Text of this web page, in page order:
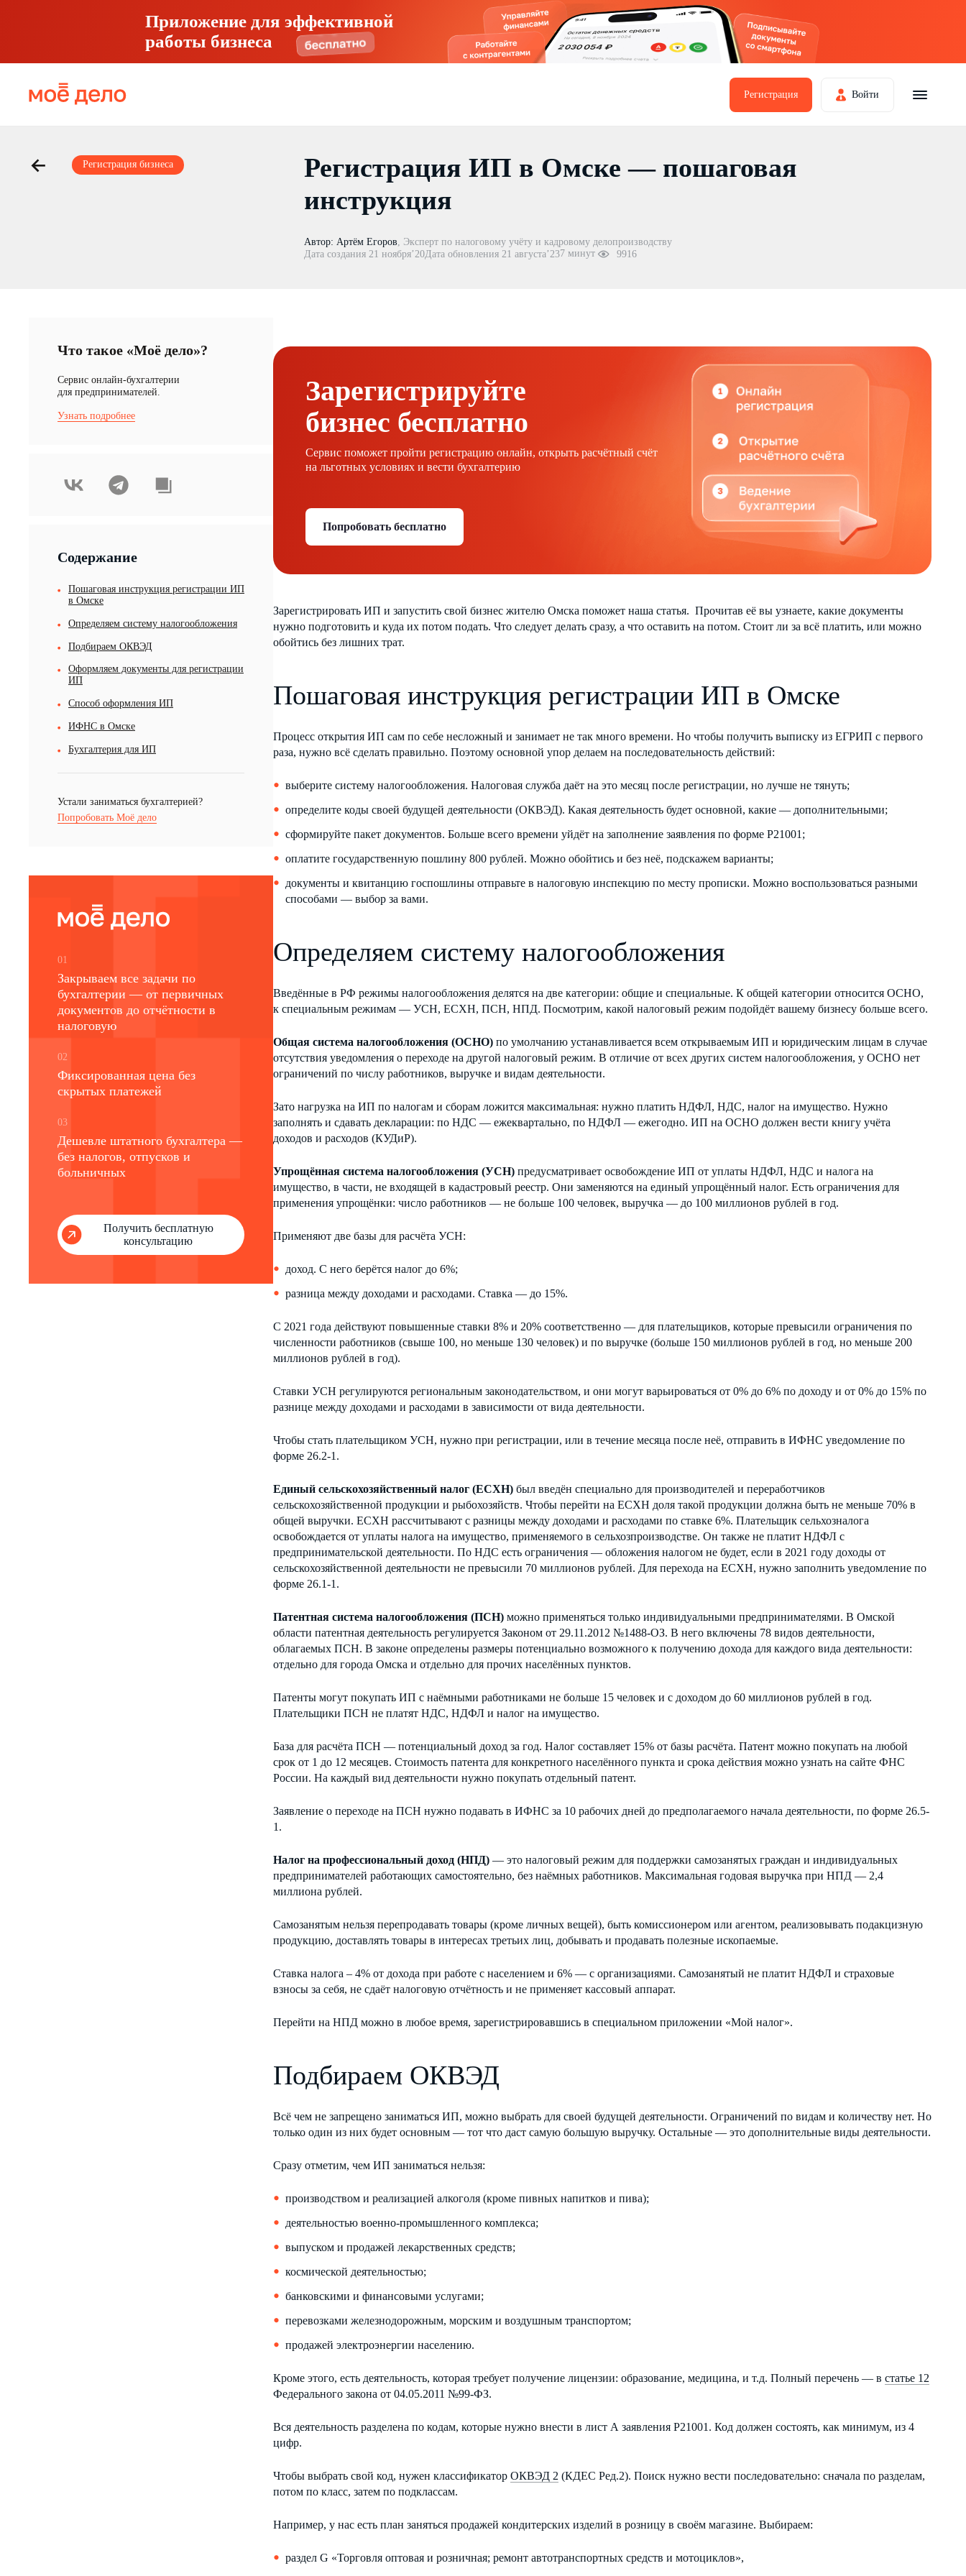
Приложение для эффективной
работы бизнеса
Регистрация Войти
Регистрация бизнеса
Регистрация ИП в Омске — пошаговая
инструкция
Автор: Артём Егоров, Эксперт по налоговому учёту и кадровому делопроизводству
Дата создания 21 ноября’20Дата обновления 21 августа’237 минут 9916
Что такое «Моё дело»?
Cервис онлайн-бухгалтерии
для предпринимателей.
Узнать подробнее
Содержание
Пошаговая инструкция регистрации ИП
в Омске
Определяем систему налогообложения
Подбираем ОКВЭД
Оформляем документы для регистрации
ИП
Способ оформления ИП
ИФНС в Омске
Бухгалтерия для ИП
Устали заниматься бухгалтерией?
Попробовать Моё дело
01
Закрываем все задачи по
бухгалтерии — от первичных
документов до отчётности в
налоговую
02
Фиксированная цена без
скрытых платежей
03
Дешевле штатного бухгалтера —
без налогов, отпусков и
больничных
Получить бесплатную
консультацию
Зарегистрируйте
бизнес бесплатно
Сервис поможет пройти регистрацию онлайн, открыть расчётный счёт
на льготных условиях и вести бухгалтерию
Попробовать бесплатно
Зарегистрировать ИП и запустить свой бизнес жителю Омска поможет наша статья. Прочитав её вы узнаете, какие документы
нужно подготовить и куда их потом подать. Что следует делать сразу, а что оставить на потом. Стоит ли за всё платить, или можно
обойтись без лишних трат.
Пошаговая инструкция регистрации ИП в Омске
Процесс открытия ИП сам по себе несложный и занимает не так много времени. Но чтобы получить выписку из ЕГРИП с первого
раза, нужно всё сделать правильно. Поэтому основной упор делаем на последовательность действий:
выберите систему налогообложения. Налоговая служба даёт на это месяц после регистрации, но лучше не тянуть;
определите коды своей будущей деятельности (ОКВЭД). Какая деятельность будет основной, какие — дополнительными;
сформируйте пакет документов. Больше всего времени уйдёт на заполнение заявления по форме Р21001;
оплатите государственную пошлину 800 рублей. Можно обойтись и без неё, подскажем варианты;
документы и квитанцию госпошлины отправьте в налоговую инспекцию по месту прописки. Можно воспользоваться разными
способами — выбор за вами.
Определяем систему налогообложения
Введённые в РФ режимы налогообложения делятся на две категории: общие и специальные. К общей категории относится ОСНО,
к специальным режимам — УСН, ЕСХН, ПСН, НПД. Посмотрим, какой налоговый режим подойдёт вашему бизнесу больше всего.
Общая система налогообложения (ОСНО) по умолчанию устанавливается всем открываемым ИП и юридическим лицам в случае
отсутствия уведомления о переходе на другой налоговый режим. В отличие от всех других систем налогообложения, у ОСНО нет
ограничений по числу работников, выручке и видам деятельности.
Зато нагрузка на ИП по налогам и сборам ложится максимальная: нужно платить НДФЛ, НДС, налог на имущество. Нужно
заполнять и сдавать декларации: по НДС — ежеквартально, по НДФЛ — ежегодно. ИП на ОСНО должен вести книгу учёта
доходов и расходов (КУДиР).
Упрощённая система налогообложения (УСН) предусматривает освобождение ИП от уплаты НДФЛ, НДС и налога на
имущество, в части, не входящей в кадастровый реестр. Они заменяются на единый упрощённый налог. Есть ограничения для
применения упрощёнки: число работников — не больше 100 человек, выручка — до 100 миллионов рублей в год.
Применяют две базы для расчёта УСН:
доход. С него берётся налог до 6%;
разница между доходами и расходами. Ставка — до 15%.
С 2021 года действуют повышенные ставки 8% и 20% соответственно — для плательщиков, которые превысили ограничения по
численности работников (свыше 100, но меньше 130 человек) и по выручке (больше 150 миллионов рублей в год, но меньше 200
миллионов рублей в год).
Ставки УСН регулируются региональным законодательством, и они могут варьироваться от 0% до 6% по доходу и от 0% до 15% по
разнице между доходами и расходами в зависимости от вида деятельности.
Чтобы стать плательщиком УСН, нужно при регистрации, или в течение месяца после неё, отправить в ИФНС уведомление по
форме 26.2-1.
Единый сельскохозяйственный налог (ЕСХН) был введён специально для производителей и переработчиков
сельскохозяйственной продукции и рыбохозяйств. Чтобы перейти на ЕСХН доля такой продукции должна быть не меньше 70% в
общей выручки. ЕСХН рассчитывают с разницы между доходами и расходами по ставке 6%. Плательщик сельхозналога
освобождается от уплаты налога на имущество, применяемого в сельхозпроизводстве. Он также не платит НДФЛ с
предпринимательской деятельности. По НДС есть ограничения — обложения налогом не будет, если в 2021 году доходы от
сельскохозяйственной деятельности не превысили 70 миллионов рублей. Для перехода на ЕСХН, нужно заполнить уведомление по
форме 26.1-1.
Патентная система налогообложения (ПСН) можно применяться только индивидуальными предпринимателями. В Омской
области патентная деятельность регулируется Законом от 29.11.2012 №1488-ОЗ. В него включены 78 видов деятельности,
облагаемых ПСН. В законе определены размеры потенциально возможного к получению дохода для каждого вида деятельности:
отдельно для города Омска и отдельно для прочих населённых пунктов.
Патенты могут покупать ИП с наёмными работниками не больше 15 человек и с доходом до 60 миллионов рублей в год.
Плательщики ПСН не платят НДС, НДФЛ и налог на имущество.
База для расчёта ПСН — потенциальный доход за год. Налог составляет 15% от базы расчёта. Патент можно покупать на любой
срок от 1 до 12 месяцев. Стоимость патента для конкретного населённого пункта и срока действия можно узнать на сайте ФНС
России. На каждый вид деятельности нужно покупать отдельный патент.
Заявление о переходе на ПСН нужно подавать в ИФНС за 10 рабочих дней до предполагаемого начала деятельности, по форме 26.5-
1.
Налог на профессиональный доход (НПД) — это налоговый режим для поддержки самозанятых граждан и индивидуальных
предпринимателей работающих самостоятельно, без наёмных работников. Максимальная годовая выручка при НПД — 2,4
миллиона рублей.
Самозанятым нельзя перепродавать товары (кроме личных вещей), быть комиссионером или агентом, реализовывать подакцизную
продукцию, доставлять товары в интересах третьих лиц, добывать и продавать полезные ископаемые.
Ставка налога – 4% от дохода при работе с населением и 6% — с организациями. Самозанятый не платит НДФЛ и страховые
взносы за себя, не сдаёт налоговую отчётность и не применяет кассовый аппарат.
Перейти на НПД можно в любое время, зарегистрировавшись в специальном приложении «Мой налог».
Подбираем ОКВЭД
Всё чем не запрещено заниматься ИП, можно выбрать для своей будущей деятельности. Ограничений по видам и количеству нет. Но
только один из них будет основным — тот что даст самую большую выручку. Остальные — это дополнительные виды деятельности.
Сразу отметим, чем ИП заниматься нельзя:
производством и реализацией алкоголя (кроме пивных напитков и пива);
деятельностью военно-промышленного комплекса;
выпуском и продажей лекарственных средств;
космической деятельностью;
банковскими и финансовыми услугами;
перевозками железнодорожным, морским и воздушным транспортом;
продажей электроэнергии населению.
Кроме этого, есть деятельность, которая требует получение лицензии: образование, медицина, и т.д. Полный перечень — в статье 12
Федерального закона от 04.05.2011 №99-ФЗ.
Вся деятельность разделена по кодам, которые нужно внести в лист А заявления Р21001. Код должен состоять, как минимум, из 4
цифр.
Чтобы выбрать свой код, нужен классификатор ОКВЭД 2 (КДЕС Ред.2). Поиск нужно вести последовательно: сначала по разделам,
потом по класс, затем по подклассам.
Например, у нас есть план заняться продажей кондитерских изделий в розницу в своём магазине. Выбираем:
раздел G «Торговля оптовая и розничная; ремонт автотранспортных средств и мотоциклов»,